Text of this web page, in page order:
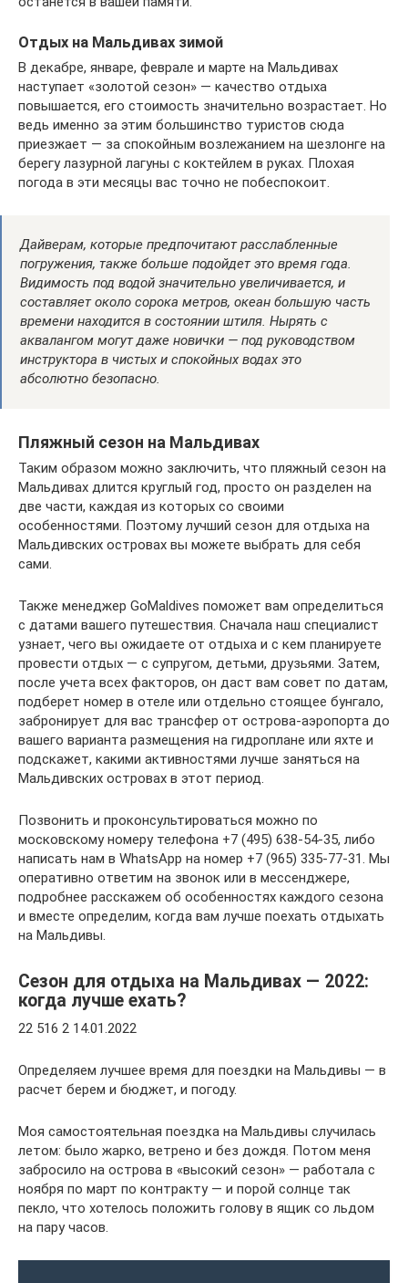
Отдых на Мальдивах зимой
В декабре, январе, феврале и марте на Мальдивах
наступает «золотой сезон» — качество отдыха
повышается, его стоимость значительно возрастает. Но
ведь именно за этим большинство туристов сюда
приезжает — за спокойным возлежанием на шезлонге на
берегу лазурной лагуны с коктейлем в руках. Плохая
погода в эти месяцы вас точно не побеспокоит.
Дайверам, которые предпочитают расслабленные
погружения, также больше подойдет это время года.
Видимость под водой значительно увеличивается, и
составляет около сорока метров, океан большую часть
времени находится в состоянии штиля. Нырять с
аквалангом могут даже новички — под руководством
инструктора в чистых и спокойных водах это
абсолютно безопасно.
Пляжный сезон на Мальдивах
Таким образом можно заключить, что пляжный сезон на
Мальдивах длится круглый год, просто он разделен на
две части, каждая из которых со своими
особенностями. Поэтому лучший сезон для отдыха на
Мальдивских островах вы можете выбрать для себя
сами.
Также менеджер GoMaldives поможет вам определиться
с датами вашего путешествия. Сначала наш специалист
узнает, чего вы ожидаете от отдыха и с кем планируете
провести отдых — с супругом, детьми, друзьями. Затем,
после учета всех факторов, он даст вам совет по датам,
подберет номер в отеле или отдельно стоящее бунгало,
забронирует для вас трансфер от острова-аэропорта до
вашего варианта размещения на гидроплане или яхте и
подскажет, какими активностями лучше заняться на
Мальдивских островах в этот период.
Позвонить и проконсультироваться можно по
московскому номеру телефона +7 (495) 638-54-35, либо
написать нам в WhatsApp на номер +7 (965) 335-77-31. Мы
оперативно ответим на звонок или в мессенджере,
подробнее расскажем об особенностях каждого сезона
и вместе определим, когда вам лучше поехать отдыхать
на Мальдивы.
Сезон для отдыха на Мальдивах — 2022:
когда лучше ехать?
22 516 2 14.01.2022
Определяем лучшее время для поездки на Мальдивы — в
расчет берем и бюджет, и погоду.
Моя самостоятельная поездка на Мальдивы случилась
летом: было жарко, ветрено и без дождя. Потом меня
забросило на острова в «высокий сезон» — работала с
ноября по март по контракту — и порой солнце так
пекло, что хотелось положить голову в ящик со льдом
на пару часов.